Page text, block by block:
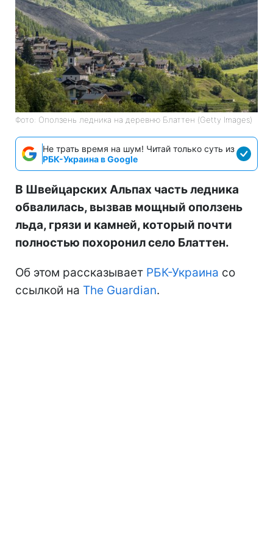
Фото: Оползень ледника на деревню Блаттен (Getty Images)
Не трать время на шум! Читай только суть из
РБК-Украина в Google
В Швейцарских Альпах часть ледника
обвалилась, вызвав мощный оползень
льда, грязи и камней, который почти
полностью похоронил село Блаттен.
Об этом рассказывает РБК-Украина со
ссылкой на The Guardian.